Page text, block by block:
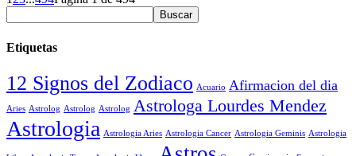
Etiquetas
12 Signos del Zodiaco Acuario Afirmacion del dia
Aries Astrolog Astrolog Astrolog Astrologa Lourdes Mendez
Astrologia Astrologia Aries Astrologia Cancer Astrologia Geminis Astrologia